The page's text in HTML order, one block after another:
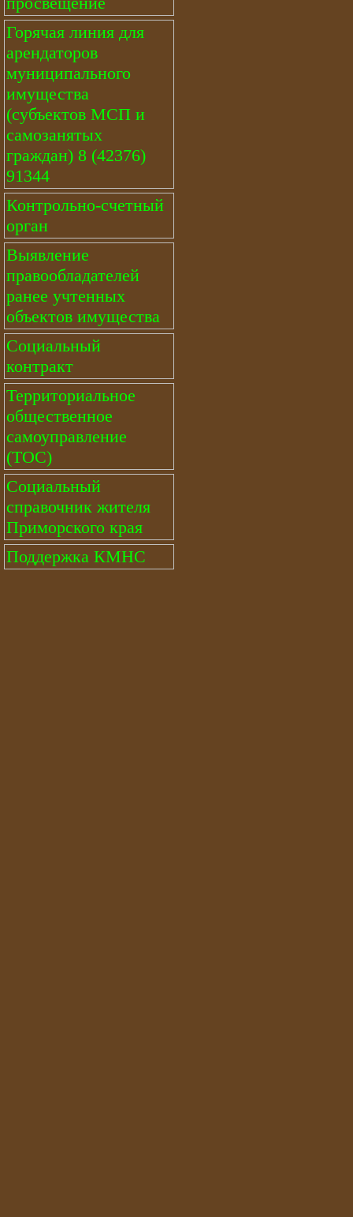
Горячая линия для
арендаторов
муниципального
имущества
(субъектов МСП и
самозанятых
граждан) 8 (42376)
91344
Контрольно-счетный
орган
Выявление
правообладателей
ранее учтенных
объектов имущества
Социальный
контракт
Территориальное
общественное
самоуправление
(ТОС)
Социальный
справочник жителя
Приморского края
Поддержка КМНС